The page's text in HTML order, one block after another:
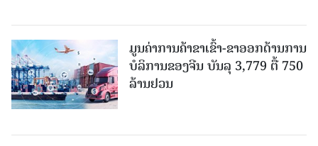
ມູນຄ່າການຄ້າຂາເຂົ້າ-ຂາອອກດ້ານການ
ບໍລິການຂອງຈີນ ບັນລຸ 3,779 ຕື້ 750
ລ້ານຢວນ